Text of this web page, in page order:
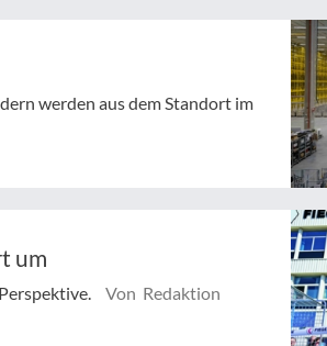
werden aus dem Standort im
um
Von Redaktion